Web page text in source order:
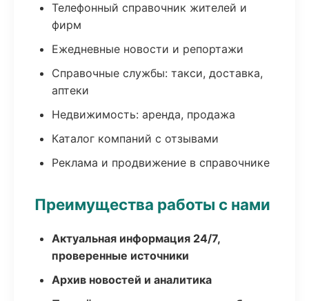
Телефонный справочник жителей и
фирм
Ежедневные новости и репортажи
Справочные службы: такси, доставка,
аптеки
Недвижимость: аренда, продажа
Каталог компаний с отзывами
Реклама и продвижение в справочнике
Преимущества работы с нами
Актуальная информация 24/7,
проверенные источники
Архив новостей и аналитика